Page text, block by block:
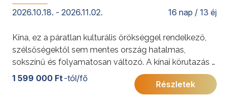
2026.10.18. - 2026.11.02. 16 nap / 13 éj
Kína, ez a páratlan kulturális örökséggel rendelkező,
szélsőségektől sem mentes ország hatalmas,
sokszínű és folyamatosan változó. A kínai körutazás a
legszebb látnivalók mellett Kína igazi arcát is
1 599 000 Ft -tól/fő
Részletek